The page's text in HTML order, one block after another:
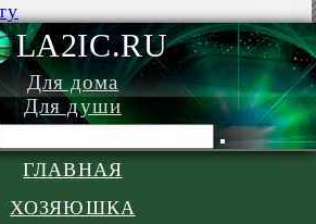
LA2IC.RU
Для дома
Для души
ГЛАВНАЯ
ХОЗЯЮШКА